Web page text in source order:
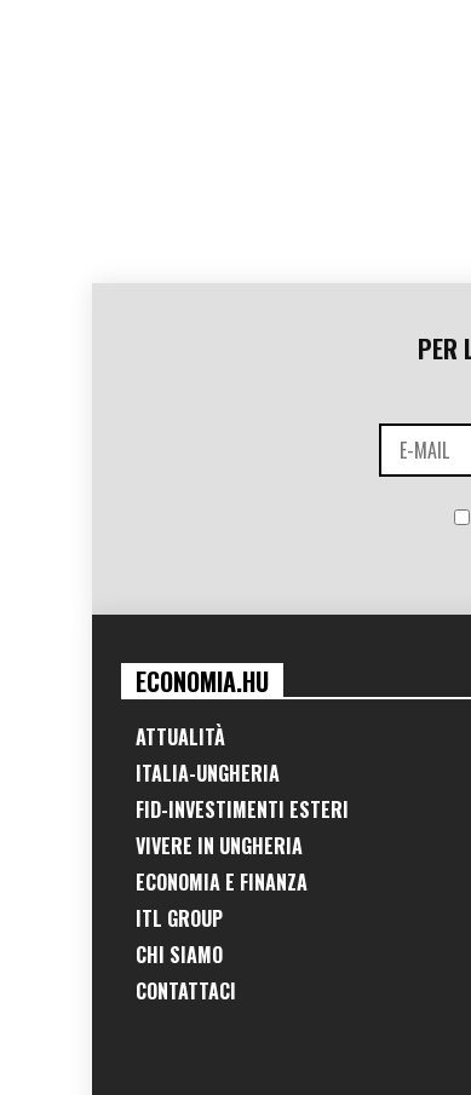
PER
ECONOMIA.HU
ATTUALITÀ
ITALIA-UNGHERIA
FID-INVESTIMENTI ESTERI
VIVERE IN UNGHERIA
ECONOMIA E FINANZA
ITL GROUP
CHI SIAMO
CONTATTACI